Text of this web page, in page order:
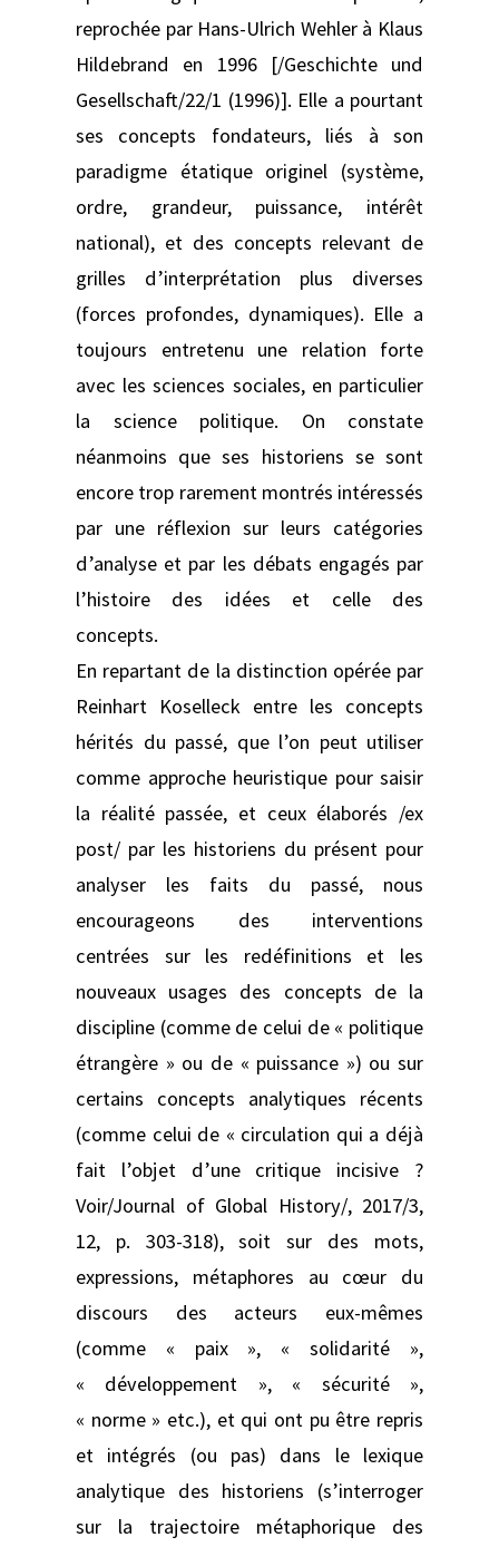
reprochée par Hans-Ulrich Wehler à Klaus
Hildebrand en 1996 [/Geschichte und
Gesellschaft/22/1 (1996)]. Elle a pourtant
ses concepts fondateurs, liés à son
paradigme étatique originel (système,
ordre, grandeur, puissance, intérêt
national), et des concepts relevant de
grilles d’interprétation plus diverses
(forces profondes, dynamiques). Elle a
toujours entretenu une relation forte
avec les sciences sociales, en particulier
la science politique. On constate
néanmoins que ses historiens se sont
encore trop rarement montrés intéressés
par une réflexion sur leurs catégories
d’analyse et par les débats engagés par
l’histoire des idées et celle des
concepts.
En repartant de la distinction opérée par
Reinhart Koselleck entre les concepts
hérités du passé, que l’on peut utiliser
comme approche heuristique pour saisir
la réalité passée, et ceux élaborés /ex
post/ par les historiens du présent pour
analyser les faits du passé, nous
encourageons des interventions
centrées sur les redéfinitions et les
nouveaux usages des concepts de la
discipline (comme de celui de « politique
étrangère » ou de « puissance ») ou sur
certains concepts analytiques récents
(comme celui de « circulation qui a déjà
fait l’objet d’une critique incisive ?
Voir/Journal of Global History/, 2017/3,
12, p. 303-318), soit sur des mots,
expressions, métaphores au cœur du
discours des acteurs eux-mêmes
(comme « paix », « solidarité »,
« développement », « sécurité »,
« norme » etc.), et qui ont pu être repris
et intégrés (ou pas) dans le lexique
analytique des historiens (s’interroger
sur la trajectoire métaphorique des